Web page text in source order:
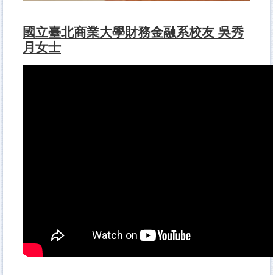
國立臺北商業大學財務金融系校友 吳秀
月女士